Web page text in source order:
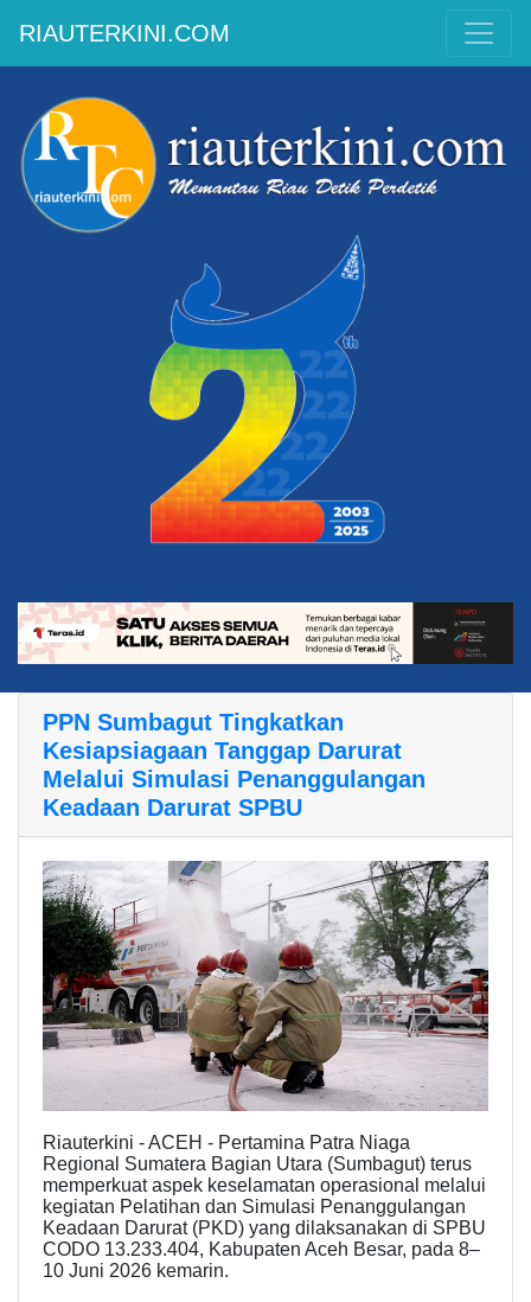
RIAUTERKINI.COM
PPN Sumbagut Tingkatkan
Kesiapsiagaan Tanggap Darurat
Melalui Simulasi Penanggulangan
Keadaan Darurat SPBU
Riauterkini - ACEH - Pertamina Patra Niaga
Regional Sumatera Bagian Utara (Sumbagut) terus
memperkuat aspek keselamatan operasional melalui
kegiatan Pelatihan dan Simulasi Penanggulangan
Keadaan Darurat (PKD) yang dilaksanakan di SPBU
CODO 13.233.404, Kabupaten Aceh Besar, pada 8–
10 Juni 2026 kemarin.